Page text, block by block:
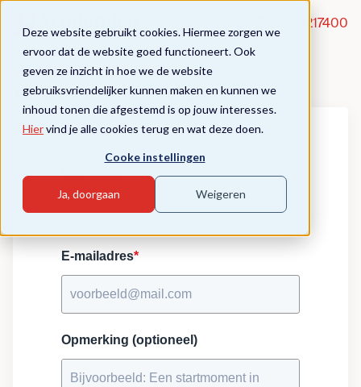
Deze website gebruikt cookies. Hiermee zorgen we
ervoor dat de website goed functioneert. Ook
geven ze inzicht in hoe we de website
gebruiksvriendelijker kunnen maken en kunnen we
inhoud tonen die afgestemd is op jouw interesses.
Hiervind je alle cookies terug en wat deze doen.
Cooke instellingen
Ja, doorgaan Weigeren
020-5217400
Master Excellent Teaching
Houd me op de hoogte
E-mailadres*
Opmerking (optioneel)